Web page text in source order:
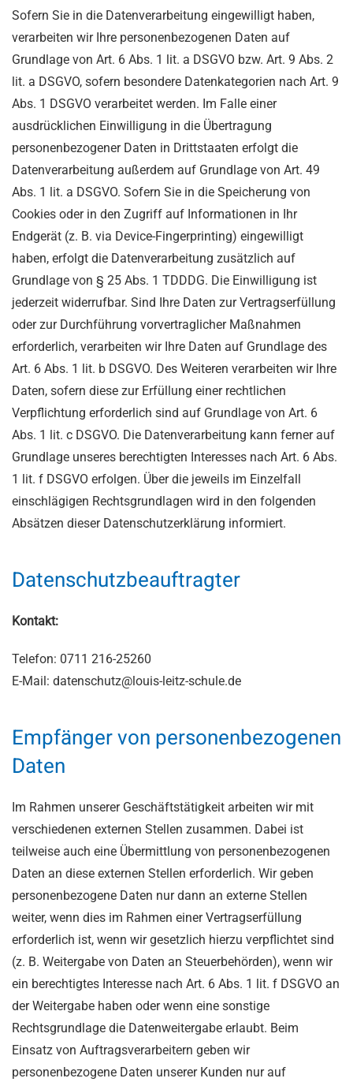
Sofern Sie in die Datenverarbeitung eingewilligt haben,
verarbeiten wir Ihre personenbezogenen Daten auf
Grundlage von Art. 6 Abs. 1 lit. a DSGVO bzw. Art. 9 Abs. 2
lit. a DSGVO, sofern besondere Datenkategorien nach Art. 9
Abs. 1 DSGVO verarbeitet werden. Im Falle einer
ausdrücklichen Einwilligung in die Übertragung
personenbezogener Daten in Drittstaaten erfolgt die
Datenverarbeitung außerdem auf Grundlage von Art. 49
Abs. 1 lit. a DSGVO. Sofern Sie in die Speicherung von
Cookies oder in den Zugriff auf Informationen in Ihr
Endgerät (z. B. via Device-Fingerprinting) eingewilligt
haben, erfolgt die Datenverarbeitung zusätzlich auf
Grundlage von § 25 Abs. 1 TDDDG. Die Einwilligung ist
jederzeit widerrufbar. Sind Ihre Daten zur Vertragserfüllung
oder zur Durchführung vorvertraglicher Maßnahmen
erforderlich, verarbeiten wir Ihre Daten auf Grundlage des
Art. 6 Abs. 1 lit. b DSGVO. Des Weiteren verarbeiten wir Ihre
Daten, sofern diese zur Erfüllung einer rechtlichen
Verpflichtung erforderlich sind auf Grundlage von Art. 6
Abs. 1 lit. c DSGVO. Die Datenverarbeitung kann ferner auf
Grundlage unseres berechtigten Interesses nach Art. 6 Abs.
1 lit. f DSGVO erfolgen. Über die jeweils im Einzelfall
einschlägigen Rechtsgrundlagen wird in den folgenden
Absätzen dieser Datenschutzerklärung informiert.
Datenschutz­beauftragter
Kontakt:
Telefon: 0711 216-25260
E-Mail: datenschutz@louis-leitz-schule.de
Empfänger von personenbezogenen
Daten
Im Rahmen unserer Geschäftstätigkeit arbeiten wir mit
verschiedenen externen Stellen zusammen. Dabei ist
teilweise auch eine Übermittlung von personenbezogenen
Daten an diese externen Stellen erforderlich. Wir geben
personenbezogene Daten nur dann an externe Stellen
weiter, wenn dies im Rahmen einer Vertragserfüllung
erforderlich ist, wenn wir gesetzlich hierzu verpflichtet sind
(z. B. Weitergabe von Daten an Steuerbehörden), wenn wir
ein berechtigtes Interesse nach Art. 6 Abs. 1 lit. f DSGVO an
der Weitergabe haben oder wenn eine sonstige
Rechtsgrundlage die Datenweitergabe erlaubt. Beim
Einsatz von Auftragsverarbeitern geben wir
personenbezogene Daten unserer Kunden nur auf